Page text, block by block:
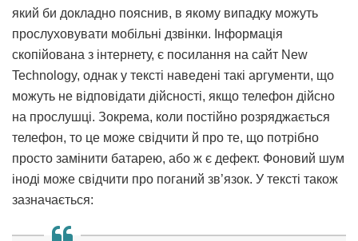
який би докладно пояснив, в якому випадку можуть
прослуховувати мобільні дзвінки. Інформація
скопійована з інтернету, є посилання на сайт New
Technology, однак у тексті наведені такі аргументи, що
можуть не відповідати дійсності, якщо телефон дійсно
на прослушці. Зокрема, коли постійно розряджається
телефон, то це може свідчити й про те, що потрібно
просто замінити батарею, або ж є дефект. Фоновий шум
іноді може свідчити про поганий зв’язок. У тексті також
зазначається: